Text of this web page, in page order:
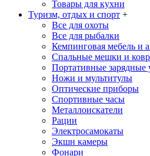
Товары для кухни
Туризм, отдых и спорт +
Все для охоты
Все для рыбалки
Кемпинговая мебель и
Спальные мешки и
Портативные зарядные
Ножи и мультитулы
Оптические приборы
Спортивные часы
Металлоискатели
Рации
Электросамокаты
Экшн камеры
Фонари